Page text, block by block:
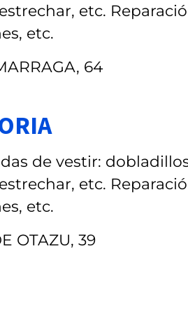
etc.
etc.
64
de vestir:
etc.
etc.
OTAZU, 39